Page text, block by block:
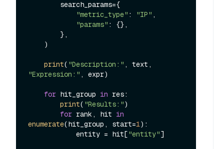
"metric_type" : "IP" ,
"params" : {},
print( "Description:"
"Expression:" , expr)
for hit_group in res:
print( "Results:")
for rank, hit in
enumerate(hit_group, start=1):
            entity = hit[
"entity"]